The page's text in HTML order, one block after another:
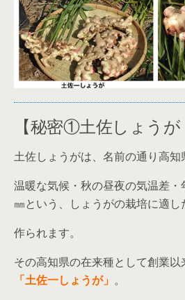
【秘密①土佐しょう
土佐しょうがは、名前の通り高知
温暖な気候・秋の昼夜の気温差
㎜という、しょうがの栽培に適
作られます。
その高知県の在来種として創業
「土佐一しょうが」 。